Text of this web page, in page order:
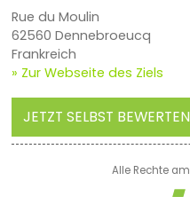
Rue du Moulin
62560 Dennebroeucq
Frankreich
» Zur Webseite des Ziels
JETZT SELBST BEWERTEN
Alle Rechte